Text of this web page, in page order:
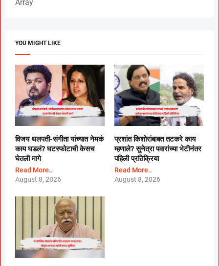
Array
YOU MIGHT LIKE
विजय थलपती-संगीता यांच्यात नेमकं
काय घडलं? घटस्फोटाची केसच
घेतली मागे
Read More..
August 8, 2026
प्रशांत किशोरांबाबत तटकरे काय
म्हणाले? सुनेत्रा पवारांच्या भेटीनंतर
पहिली प्रतिक्रिया
Read More..
August 8, 2026